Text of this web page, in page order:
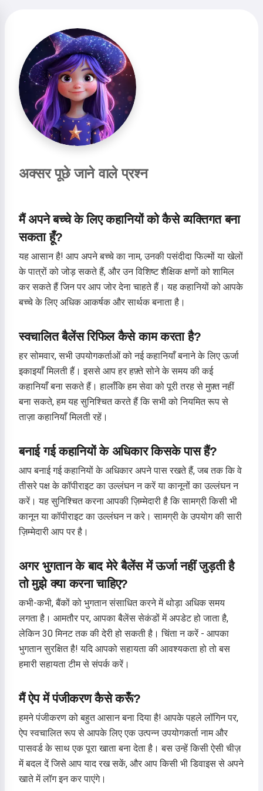
अक्सर पूछे जाने वाले प्रश्न
मैं अपने बच्चे के लिए कहानियों को कैसे व्यक्तिगत बना
सकता हूँ?
यह आसान है! आप अपने बच्चे का नाम, उनकी पसंदीदा फिल्मों या खेलों
के पात्रों को जोड़ सकते हैं, और उन विशिष्ट शैक्षिक क्षणों को शामिल
कर सकते हैं जिन पर आप जोर देना चाहते हैं। यह कहानियों को आपके
बच्चे के लिए अधिक आकर्षक और सार्थक बनाता है।
स्वचालित बैलेंस रिफिल कैसे काम करता है?
हर सोमवार, सभी उपयोगकर्ताओं को नई कहानियाँ बनाने के लिए ऊर्जा
इकाइयाँ मिलती हैं। इससे आप हर हफ़्ते सोने के समय की कई
कहानियाँ बना सकते हैं। हालाँकि हम सेवा को पूरी तरह से मुफ़्त नहीं
बना सकते, हम यह सुनिश्चित करते हैं कि सभी को नियमित रूप से
ताज़ा कहानियाँ मिलती रहें।
बनाई गई कहानियों के अधिकार किसके पास हैं?
आप बनाई गई कहानियों के अधिकार अपने पास रखते हैं, जब तक कि वे
तीसरे पक्ष के कॉपीराइट का उल्लंघन न करें या कानूनों का उल्लंघन न
करें। यह सुनिश्चित करना आपकी ज़िम्मेदारी है कि सामग्री किसी भी
कानून या कॉपीराइट का उल्लंघन न करे। सामग्री के उपयोग की सारी
ज़िम्मेदारी आप पर है।
अगर भुगतान के बाद मेरे बैलेंस में ऊर्जा नहीं जुड़ती है
तो मुझे क्या करना चाहिए?
कभी-कभी, बैंकों को भुगतान संसाधित करने में थोड़ा अधिक समय
लगता है। आमतौर पर, आपका बैलेंस सेकंडों में अपडेट हो जाता है,
लेकिन 30 मिनट तक की देरी हो सकती है। चिंता न करें - आपका
भुगतान सुरक्षित है! यदि आपको सहायता की आवश्यकता हो तो बस
हमारी सहायता टीम से संपर्क करें।
मैं ऐप में पंजीकरण कैसे करूँ?
हमने पंजीकरण को बहुत आसान बना दिया है! आपके पहले लॉगिन पर,
ऐप स्वचालित रूप से आपके लिए एक उत्पन्न उपयोगकर्ता नाम और
पासवर्ड के साथ एक पूरा खाता बना देता है। बस उन्हें किसी ऐसी चीज़
में बदल दें जिसे आप याद रख सकें, और आप किसी भी डिवाइस से अपने
खाते में लॉग इन कर पाएंगे।
नमस्ते! मैं Storiko हूँ 👋
मैं आपके बच्चों के लिए जादुई सोने के समय की
कहानियाँ सुनाती हूँ 🌟
सेवा का उपयोग शुरू करके, आप स्वीकार करते हैं:सेवा की शर्तें गोपनीयता नीति
धनवापसी नीति